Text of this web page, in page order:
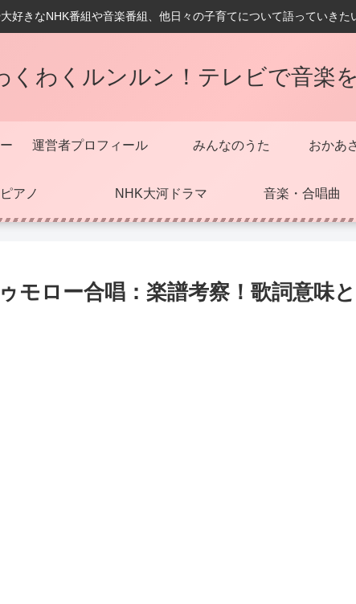
好きなNHK番組や音楽番組、他日々の子育てについて語っていきた
くわくルンルン！テレビで音楽
運営者プロフィール みんなのうた おかあ
ピアノ NHK大河ドラマ 音楽・合唱曲
モロー合唱：楽譜考察！歌詞意味と